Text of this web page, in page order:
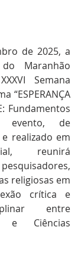
de 2025, a
Maranhão
Semana
“ESPERANÇA
Fundamentos
evento, de
realizado em
reunirá
religiosas em
crítica e
entre
e Ciências